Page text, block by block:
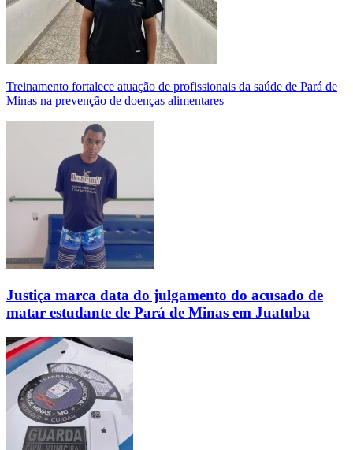
Treinamento fortalece atuação de profissionais da saúde de Pará de
Minas na prevenção de doenças alimentares
Justiça marca data do julgamento do acusado de
matar estudante de Pará de Minas em Juatuba